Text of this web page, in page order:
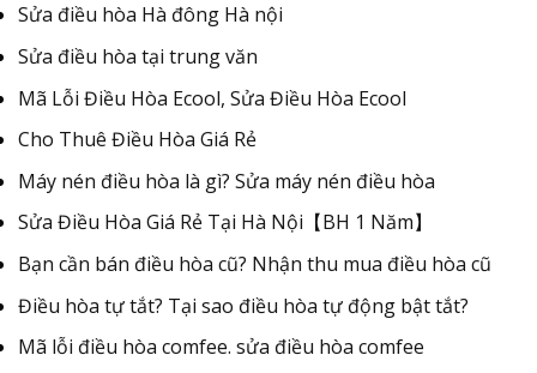
Sửa điều hòa Hà đông Hà nội
Sửa điều hòa tại trung văn
Mã Lỗi Điều Hòa Ecool, Sửa Điều Hòa Ecool
Cho Thuê Điều Hòa Giá Rẻ
Máy nén điều hòa là gì? Sửa máy nén điều hòa
Sửa Điều Hòa Giá Rẻ Tại Hà Nội【BH 1 Năm】
Bạn cần bán điều hòa cũ? Nhận thu mua điều hòa cũ
Điều hòa tự tắt? Tại sao điều hòa tự động bật tắt?
Mã lỗi điều hòa comfee. sửa điều hòa comfee